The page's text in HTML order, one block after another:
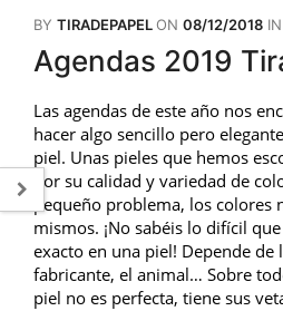
BY TIRADEPAPELON 08/12/2018 IN
Agendas 2019
Las agendas de este año nos
hacer algo sencillo pero
piel. Unas pieles que hemos
por su calidad y variedad de
pequeño problema, los colores
mismos. ¡No sabéis lo difícil
exacto en una piel! Depende de
fabricante, el animal… Sobre
piel no es perfecta, tiene sus